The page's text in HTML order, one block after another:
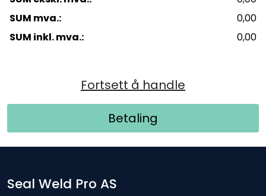
SUM mva.:
0,00
SUM inkl. mva.:
0,00
Fortsett å handle
Betaling
Seal Weld Pro AS
Slitasjeteknikk
Verneutstyr